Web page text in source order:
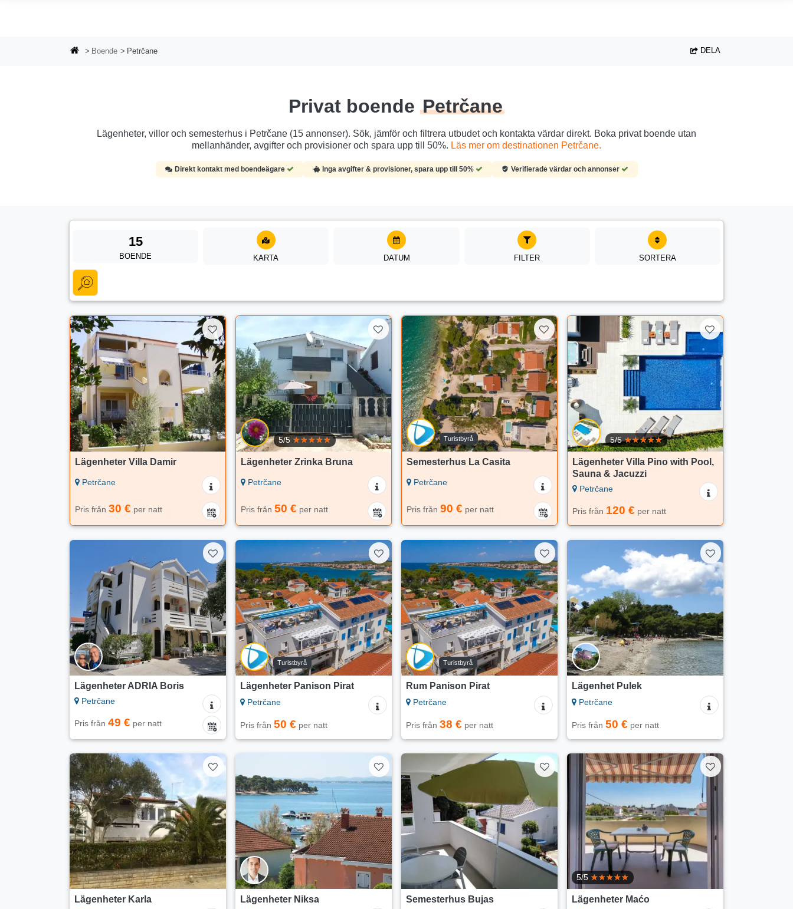
Boende Petrčane DELA
Privat boendePetrčane
Lägenheter, villor och semesterhus i Petrčane (15 annonser). Sök, jämför och filtrera utbudet och kontakta värdar direkt. Boka privat boende utan
mellanhänder, avgifter och provisioner och spara upp till 50%. Läs mer om destinationen Petrčane.
Direkt kontakt med boendeägare Inga avgifter & provisioner, spara upp till 50% Verifierade värdar och annonser
15
BOENDE KARTA DATUM FILTER SORTERA
Lägenheter Villa Damir
Petrčane
Pris från 30 € per natt
5/5
Lägenheter Zrinka Bruna
Petrčane
Pris från 50 € per natt
Turistbyrå
Semesterhus La Casita
Petrčane
Pris från 90 € per natt
5/5
Lägenheter Villa Pino with Pool,
Sauna & Jacuzzi
Petrčane
Pris från 120 € per natt
Lägenheter ADRIA Boris
Petrčane
Pris från 49 € per natt
Turistbyrå
Lägenheter Panison Pirat
Petrčane
Pris från 50 € per natt
Turistbyrå
Rum Panison Pirat
Petrčane
Pris från 38 € per natt
Lägenhet Pulek
Petrčane
Pris från 50 € per natt
Lägenheter Karla Lägenheter Niksa Semesterhus Bujas
5/5
Lägenheter Maćo